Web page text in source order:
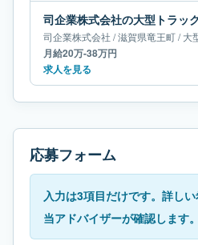
司企業株式会社 /滋賀県竜王町/大
月給20万-38万円
求人を見る
応募フォーム
入力は3項目だけです。詳し
当アドバイザーが確認します。